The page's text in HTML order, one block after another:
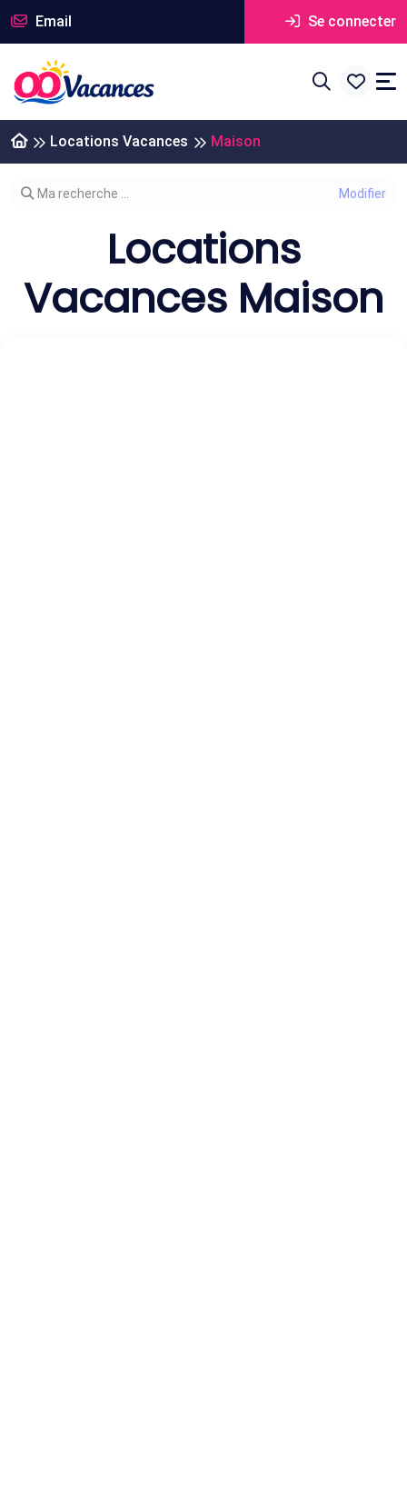
Email Se connecter
Locations Vacances Maison
Modifier votre recherche
Ma recherche ...
Locations
Vacances Maison